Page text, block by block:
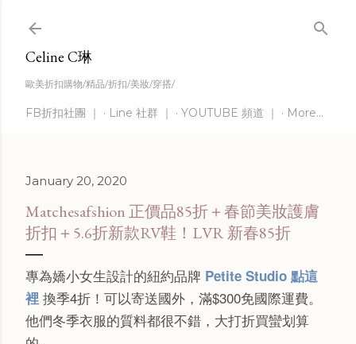
Celine C琳
歐美折扣購物/精品/折扣/美妝/穿搭/
FB折扣社團 ｜ Line 社群 ｜ YOUTUBE 頻道 ｜ More…
January 20, 2020
Matchesafshion 正價品85折＋春節美妝護膚
折扣＋5.6折新款RV鞋！LVR 新春85折
專為嬌小女生設計的紐約品牌 Petite Studio 點這
裡 換季4折！可以寄送國外，滿$300免國際運費。
他們冬季衣服的質料都很不錯，大打折買蠻划算